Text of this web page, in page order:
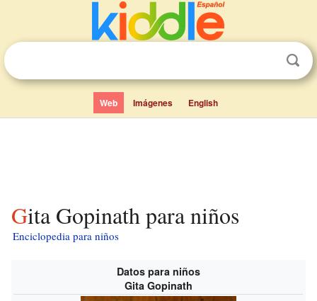
Web Imágenes English
Gita Gopinath para niños
Enciclopedia para niños
Datos para niños
Gita Gopinath